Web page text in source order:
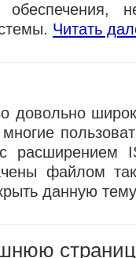
Читать
довольно
расширением
файлом
данную